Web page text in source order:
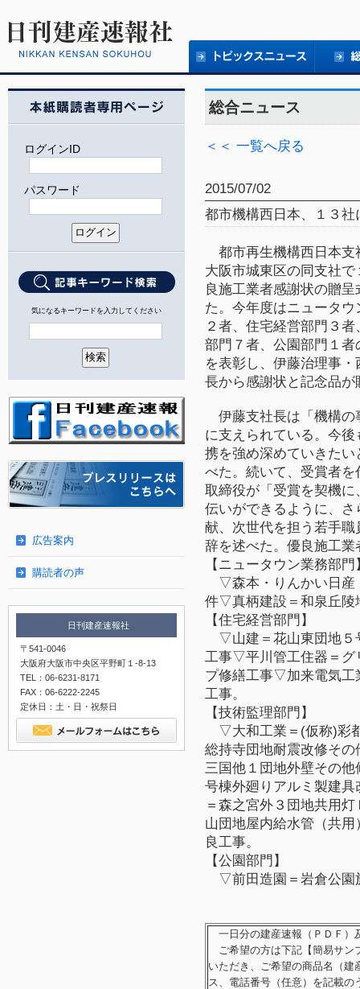
ログインID
パスワード
気になるキーワードを入力してください
広告案内
購読者の声
日刊建産速報社
〒541-0046
大阪府大阪市中央区平野町１-8-13
TEL：06-6231-8171
FAX：06-6222-2245
定休日：土・日・祝祭日
総合ニュース
＜＜ 一覧へ戻る
2015/07/02
都市機構西日本、１３
都市再生機構西日本支
大阪市城東区の同支社で
良施工業者感謝状の贈呈
た。今年度はニュータウ
２者、住宅経営部門３
部門７者、公園部門１者
を表彰し、伊藤治理事・
長から感謝状と記念品が
伊藤支社長は「機構の
に支えられている。今
携を強め深めていきた
べた。続いて、受賞者を
取締役が「受賞を契機
伝いができるように、
献、次世代を担う若手
辞を述べた。優良施工
【ニュータウン業務部門
▽森本・りんかい日
件▽真柄建設＝和泉丘
【住宅経営部門】
▽山建＝花山東団地５
工事▽平川管工住器＝グ
プ修繕工事▽加来電気工
工事。
【技術監理部門】
▽大和工業＝ (仮称)彩
総持寺団地耐震改修そ
三国他１団地外壁その
号棟外廻りアルミ製建
＝森之宮外３団地共用
山団地屋内給水管（共
良工事。
【公園部門】
▽前田造園＝岩倉公園
一日分の建産速報（ＰＤＦ）
ご希望の方は下記【簡易サン
いただき、ご希望の商品名（
ス、電話番号（任意）を記載の